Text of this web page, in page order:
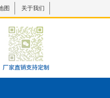
图 关于我们